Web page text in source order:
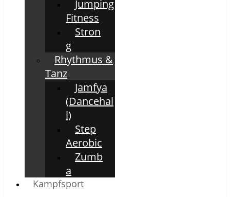
Jumping
Fitness
Stron
g
Rhythmus &
Tanz
Jamfya
(Dancehal
l)
Step
Aerobic
Zumb
a
Kampfsport